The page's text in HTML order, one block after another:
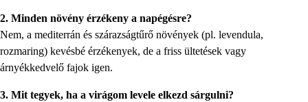
2. Minden növény érzékeny a napégésre?
Nem, a mediterrán és szárazságtűrő növények (pl. levendula,
rozmaring) kevésbé érzékenyek, de a friss ültetések vagy
árnyékkedvelő fajok igen.
3. Mit tegyek, ha a virágom levele elkezd sárgulni?